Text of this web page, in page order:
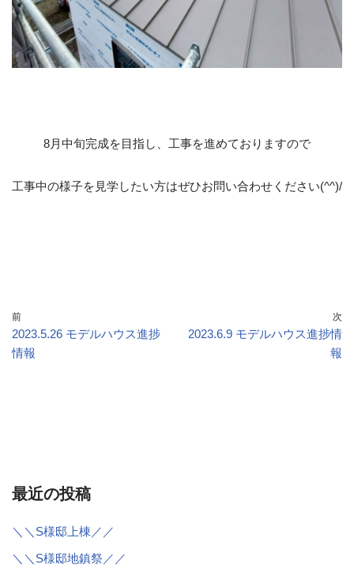
8月中旬完成を目指し、工事を進めておりますので
工事中の様子を見学したい方はぜひお問い合わせください(^^)/
前
2023.5.26 モデルハウス進捗
情報
次
2023.6.9 モデルハウス進捗情
報
最近の投稿
＼＼S様邸上棟／／
＼＼S様邸地鎮祭／／